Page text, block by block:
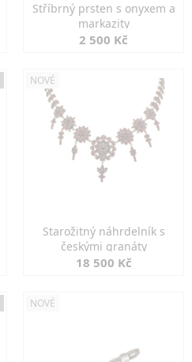
Stříbrný prsten s onyxem a
markazity
2 500 Kč
NOVÉ
Starožitný náhrdelník s
českými granáty
18 500 Kč
NOVÉ